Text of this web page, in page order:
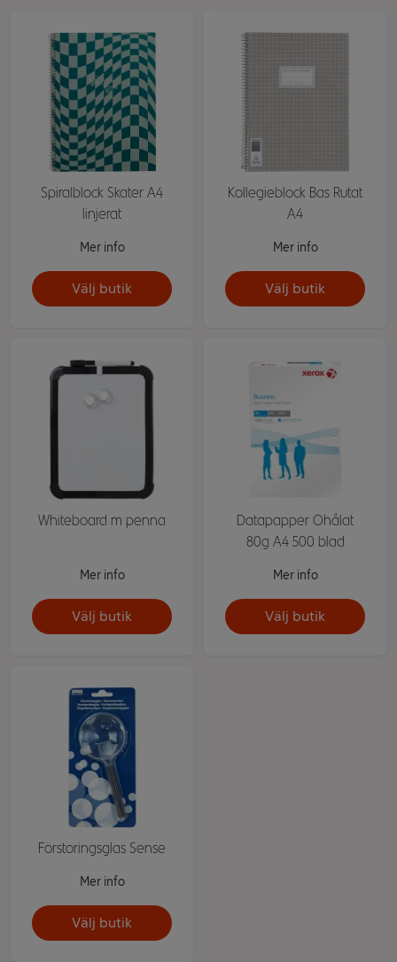
Spiralblock Skater A4
linjerat
Mer info
Välj butik
Kollegieblock Bas Rutat
A4
Mer info
Välj butik
Whiteboard m penna
Mer info
Välj butik
Datapapper Ohålat
80g A4 500 blad
Mer info
Välj butik
Förstoringsglas Sense
Mer info
Välj butik